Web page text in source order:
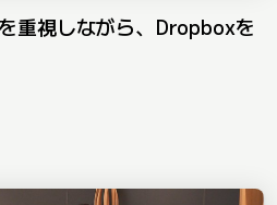
重視しながら、Dropboxを